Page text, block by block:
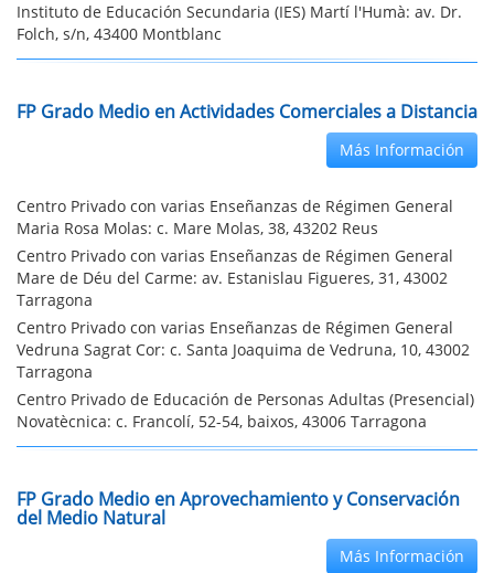
Instituto de Educación Secundaria (IES) Martí l'Humà: av. Dr.
Folch, s/n, 43400 Montblanc
FP Grado Medio en Actividades Comerciales a Distancia
Más Información
Centro Privado con varias Enseñanzas de Régimen General
Maria Rosa Molas: c. Mare Molas, 38, 43202 Reus
Centro Privado con varias Enseñanzas de Régimen General
Mare de Déu del Carme: av. Estanislau Figueres, 31, 43002
Tarragona
Centro Privado con varias Enseñanzas de Régimen General
Vedruna Sagrat Cor: c. Santa Joaquima de Vedruna, 10, 43002
Tarragona
Centro Privado de Educación de Personas Adultas (Presencial)
Novatècnica: c. Francolí, 52-54, baixos, 43006 Tarragona
FP Grado Medio en Aprovechamiento y Conservación
del Medio Natural
Más Información